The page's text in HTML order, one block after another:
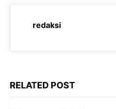
o A
p
r
a
n
r
redaksi
RELATED POST